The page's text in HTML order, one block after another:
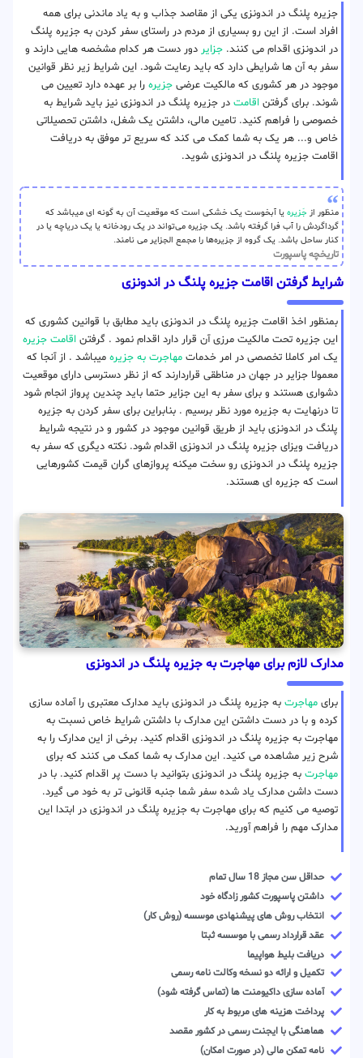
جزیره پلنگ در اندونزی یکی از مقاصد جذاب و به یاد ماندنی برای همه
افراد است. از این رو بسیاری از مردم در راستای سفر کردن به جزیره پلنگ
در اندونزی اقدام می کنند. جزایر دور دست هر کدام مشخصه هایی دارند و
سفر به آن ها شرایطی دارد که باید رعایت شود. این شرایط زیر نظر قوانین
موجود در هر کشوری که مالکیت عرضی جزیره را بر عهده دارد تعیین می
شوند. برای گرفتن اقامت در جزیره پلنگ در اندونزی نیز باید شرایط به
خصوصی را فراهم کنید. تامین مالی، داشتن یک شغل، داشتن تحصیلاتی
خاص و... هر یک به شما کمک می کند که سریع تر موفق به دریافت
اقامت جزیره پلنگ در اندونزی شوید.
منظور از جَزیره یا آبخوست یک خشکی است که موقعیت آن به گونه ای میباشد که
گرداگردش را آب فرا گرفته باشد. یک جزیره می‌تواند در یک رودخانه یا یک دریاچه یا در
کنار ساحل باشد. یک گروه از جزیره‌ها را مجمع الجزایر می نامند.
تاریخچه پاسپورت
شرایط گرفتن اقامت جزیره پلنگ در اندونزی
بمنظور اخذ اقامت جزیره پلنگ در اندونزی باید مطابق با قوانین کشوری که
این جزیره تحت مالکیت مرزی آن قرار دارد اقدام نمود . گرفتن اقامت جزیره
یک امر کاملا تخصصی در امر خدمات مهاجرت به جزیره میباشد . از آنجا که
معمولا جزایر در جهان در مناطقی قراردارند که از نظر دسترسی دارای موقعیت
دشواری هستند و برای سفر به این جزایر حتما باید چندین پرواز انجام شود
تا درنهایت به جزیره مورد نظر برسیم . بنابراین برای سفر کردن به جزیره
پلنگ در اندونزی باید از طریق قوانین موجود در کشور و در نتیجه شرایط
دریافت ویزای جزیره پلنگ در اندونزی اقدام شود. نکته دیگری که سفر به
جزیره پلنگ در اندونزی رو سخت میکنه پروازهای گران قیمت کشورهایی
است که جزیره ای هستند.
مدارک لازم برای مهاجرت به جزیره پلنگ در اندونزی
برای مهاجرت به جزیره پلنگ در اندونزی باید مدارک معتبری را آماده سازی
کرده و با در دست داشتن این مدارک با داشتن شرایط خاص نسبت به
مهاجرت به جزیره پلنگ در اندونزی اقدام کنید. برخی از این مدارک را به
شرح زیر مشاهده می کنید. این مدارک به شما کمک می کنند که برای
مهاجرت به جزیره پلنگ در اندونزی بتوانید با دست پر اقدام کنید. با در
دست داشن مدارک یاد شده سفر شما جنبه قانونی تر به خود می گیرد.
توصیه می کنیم که برای مهاجرت به جزیره پلنگ در اندونزی در ابتدا این
مدارک مهم را فراهم آورید.
حداقل سن مجاز 18 سال تمام
داشتن پاسپورت کشور زادگاه خود
انتخاب روش های پیشنهادی موسسه (روش کار)
عقد قرارداد رسمی با موسسه ثبتا
دریافت بلیط هواپیما
تکمیل و ارائه دو نسخه وکالت نامه رسمی
آماده سازی داکیومنت ها (تماس گرفته شود)
پرداخت هزینه های مربوط به کار
هماهنگی با ایجنت رسمی در کشور مقصد
نامه تمکن مالی (در صورت امکان)